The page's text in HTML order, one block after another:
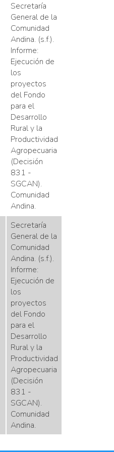
Secretaría
General de la
Comunidad
Andina. (s.f.).
Informe:
Ejecución de
los
proyectos
del Fondo
para el
Desarrollo
Rural y la
Productividad
Agropecuaria
(Decisión
831 -
SGCAN).
Comunidad
Andina.
Secretaría
General de la
Comunidad
Andina. (s.f.).
Informe:
Ejecución de
los
proyectos
del Fondo
para el
Desarrollo
Rural y la
Productividad
Agropecuaria
(Decisión
831 -
SGCAN).
Comunidad
Andina.